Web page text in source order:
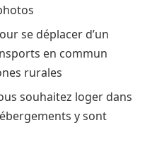
se déplacer d’un
en commun
rurales
souhaitez loger dans
y sont